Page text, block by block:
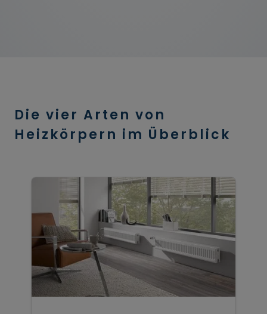
Die vier Arten von
Heizkörpern im Überblick